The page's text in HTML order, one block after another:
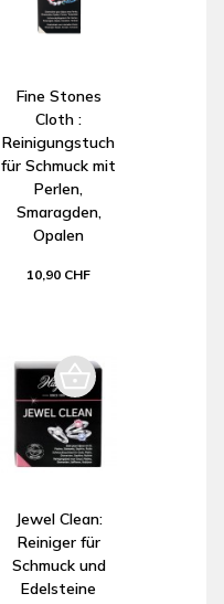
Fine Stones
Cloth :
Reinigungstuch
für Schmuck mit
Perlen,
Smaragden,
Opalen
10,90 CHF
Jewel Clean:
Reiniger für
Schmuck und
Edelsteine